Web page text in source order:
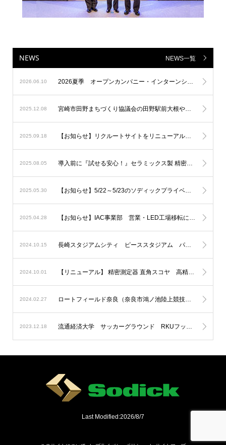
NEWS NEWS一覧
2026.06.10 2026夏季 オープンカンパニー・インターンシップの募集を開始しました！
2025.12.08 宮崎市田野まちづくり協議会の田野駅前大根やぐら等イルミネーションに参加
2025.09.18 【お知らせ】リクルートサイトをリニューアルしました！
2025.08.05 導入前に『試せる安心！』セラミックス製 精密測定器の無料貸出しサービス
2025.05.30 【お知らせ】5/22～5/23のソディックプライベートショーへ出展しました。
2025.04.28 【お知らせ】IAC事業部 営業・LED工場移転について
2024.10.15 長崎スタジアムシティ ピーススタジアム パートナー企業としてソディックゲートになりました。
2024.10.01 【リニューアル】 精密測定器 直角スコヤ 高精度化＆新モデルを追加
2024.02.27 ロートフィールド奈良（奈良市鴻ノ池陸上競技場）にLED投光器を納入
2023.12.18 流通経済大学 サッカーグラウンド RKUフットボールフィールドにLED投光器を納入
Last Modified:2026/8/7